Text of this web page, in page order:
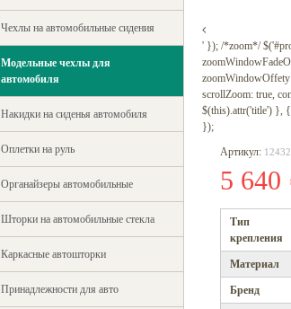
Чехлы на автомобильные сидения
Модельные чехлы для
автомобиля
Накидки на сиденья автомобиля
Оплетки на руль
Органайзеры автомобильные
Шторки на автомобильные стекла
Каркасные автошторки
Принадлежности для авто
' }); /*zoom*/
scrollZoom: true,
$(this).attr('title') },
});
Артикул:
5 640
Тип
крепления
Материал
Бренд